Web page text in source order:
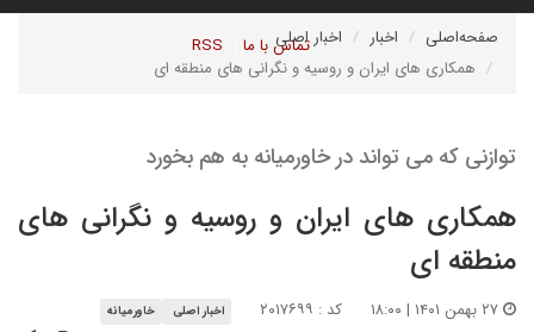
تماس با ما RSS صفحه‌اصلی اخبار
اخبار اصلی
همکاری های ایران و روسیه و نگرانی های منطقه ای
توازنی که می تواند در خاورمیانه به هم بخورد
همکاری های ایران و روسیه و نگرانی های
منطقه ای
کد : ۲۰۱۷۶۹۹ اخبار اصلی خاورمیانه